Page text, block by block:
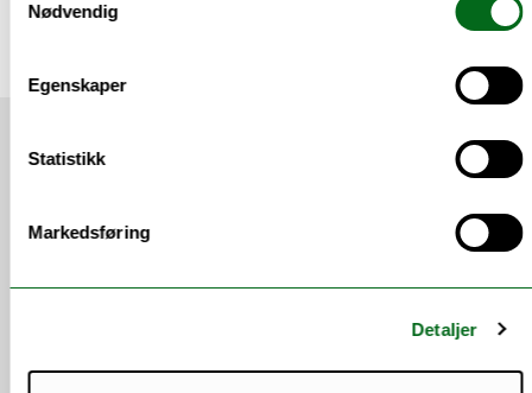
Nødvendig
Egenskaper
Statistikk
Markedsføring
Detaljer
Siste nytt